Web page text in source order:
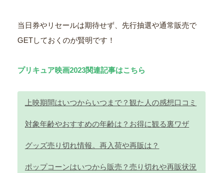
当日券やリセールは期待せず、先行抽選や通常販売で
GETしておくのが賢明です！
プリキュア映画2023関連記事はこちら
上映期間はいつからいつまで？観た人の感想口コミ
対象年齢やおすすめの年齢は？お得に観る裏ワザ
グッズ売り切れ情報。再入荷や再販は？
ポップコーンはいつから販売？売り切れや再販状況